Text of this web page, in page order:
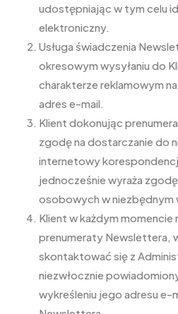
udostępniając w tym celu
elektroniczny.
Usługa świadczenia
okresowym wysyłaniu do
charakterze reklamowym
adres e-mail.
Klient dokonując
zgodę na dostarczanie do
internetowy
jednocześnie wyraża
osobowych w niezbędnym
Klient w każdym
prenumeraty Newslettera,
skontaktować się z
niezwłocznie
wykreśleniu jego adresu